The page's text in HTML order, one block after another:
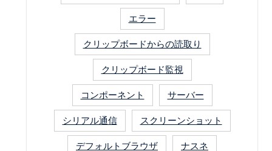
エラー
クリップボードからの読取り
クリップボード監視
コンポーネント サーバー
シリアル通信 スクリーンショット
デフォルトブラウザ ナスネ